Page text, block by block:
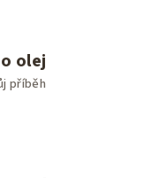
olej
příběh